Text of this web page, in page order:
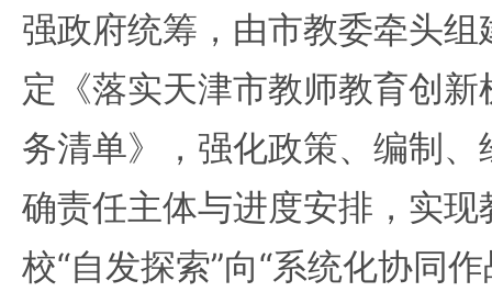
强政府统筹，由市教委牵头
定《落实天津市教师教育创
务清单》，强化政策、编制
确责任主体与进度安排，实
校“自发探索”向“系统化协同